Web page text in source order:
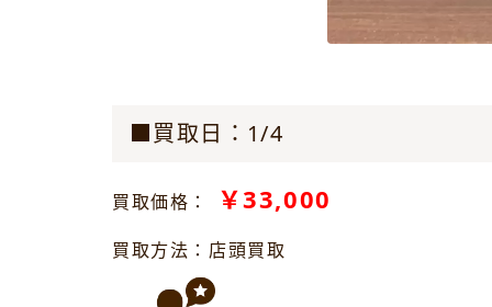
■買取日：1/4
買取価格： ￥33,000
買取方法：店頭買取